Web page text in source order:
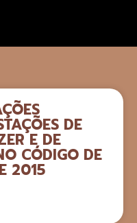
DE
E DE
CÓDIGO DE
2015